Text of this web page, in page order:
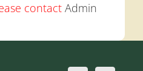
contact Admin